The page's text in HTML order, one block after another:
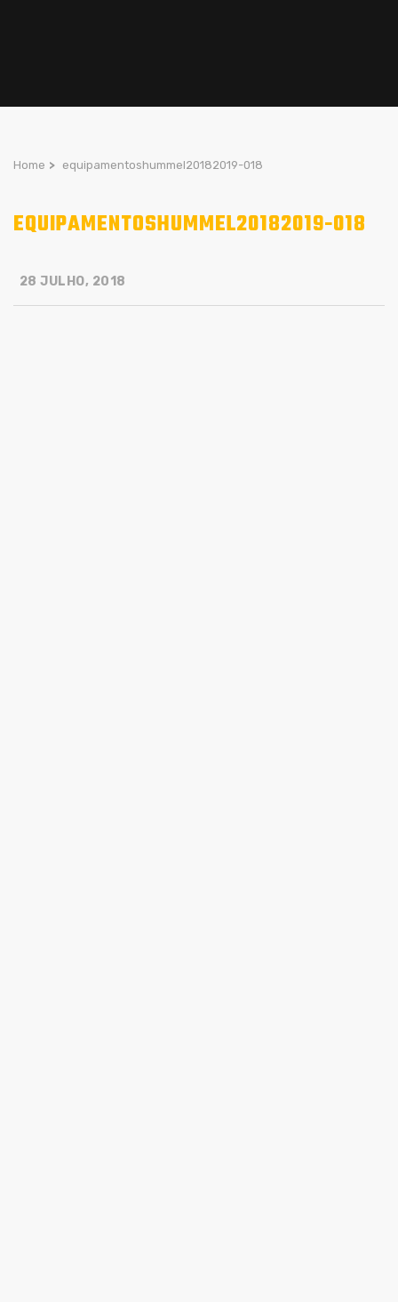
Home > equipamentoshummel20182019-018
EQUIPAMENTOSHUMMEL20182019-018
28 JULHO, 2018